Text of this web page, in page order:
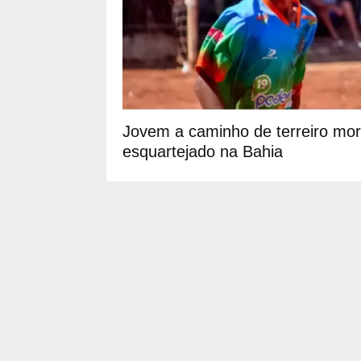
Jovem a caminho de terreiro
esquartejado na Bahia